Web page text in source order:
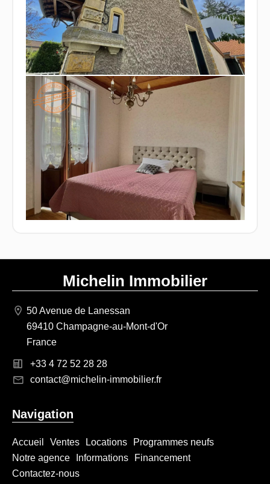
Michelin Immobilier
50 Avenue de Lanessan
69410 Champagne-au-Mont-d'Or
France
+33 4 72 52 28 28
contact@michelin-immobilier.fr
Navigation
Accueil Ventes Locations
Programmes neufs
Notre agence
Informations
Financement
Contactez-nous